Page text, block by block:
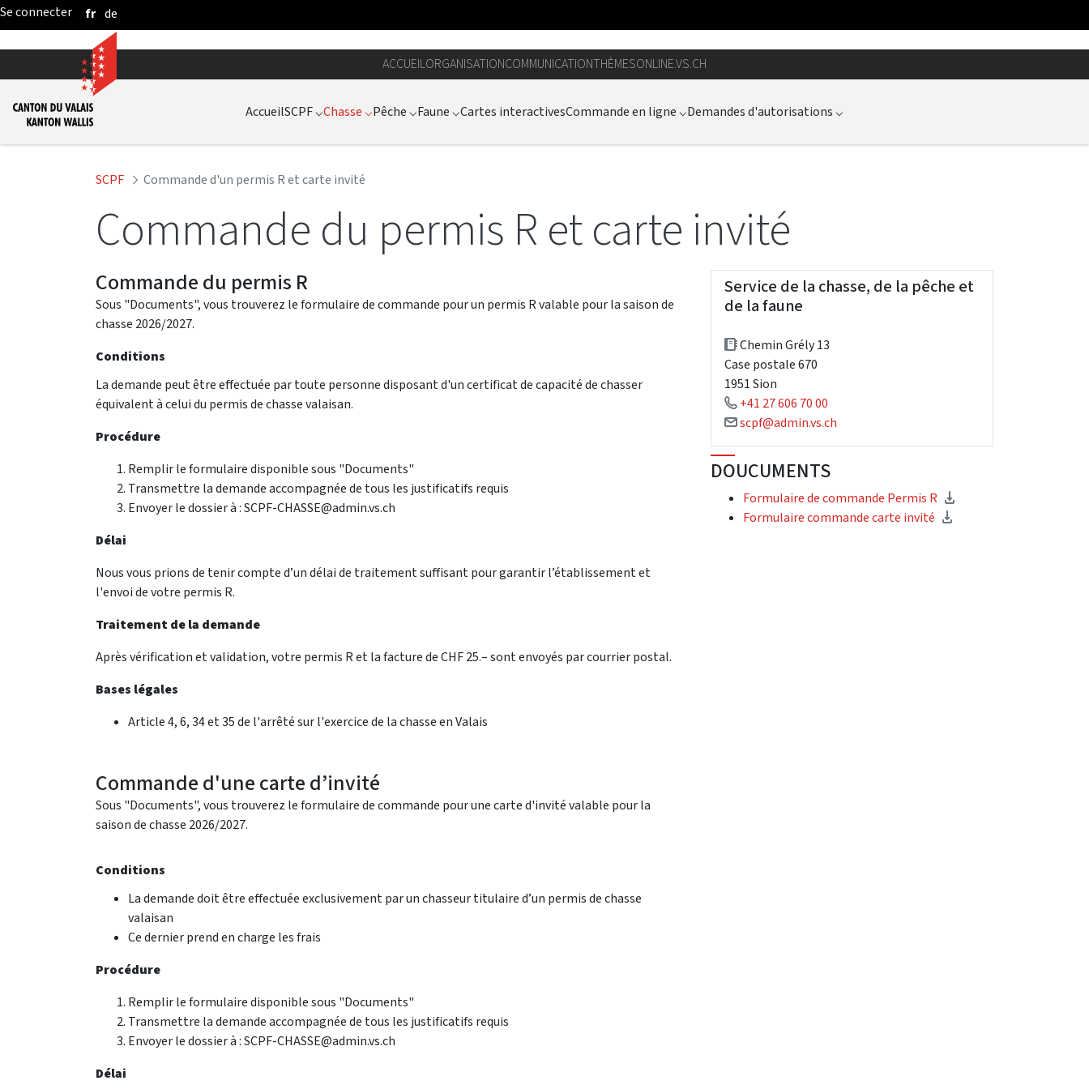
Saut au contenu principal
fr de
ACCUEILORGANISATIONCOMMUNICATIONTHÈMESONLINE.VS.CH
AccueilSCPF⌵Chasse ⌵Pêche ⌵Faune ⌵Cartes interactivesCommande en ligne ⌵Demandes d'autorisations ⌵
SCPF Commande d'un permis R et carte invité
Commande du permis R et carte invité
Commande du permis R
Sous "Documents", vous trouverez le formulaire de commande pour un permis R valable pour la saison de
chasse 2026/2027.
Conditions
La demande peut être effectuée par toute personne disposant d'un certificat de capacité de chasser
équivalent à celui du permis de chasse valaisan.
Procédure
Remplir le formulaire disponible sous "Documents"
Transmettre la demande accompagnée de tous les justificatifs requis
Envoyer le dossier à : SCPF-CHASSE@admin.vs.ch
Délai
Nous vous prions de tenir compte d’un délai de traitement suffisant pour garantir l’établissement et
l'envoi de votre permis R.
Traitement de la demande
Après vérification et validation, votre permis R et la facture de CHF 25.– sont envoyés par courrier postal.
Bases légales
Article 4, 6, 34 et 35 de l'arrêté sur l'exercice de la chasse en Valais
Commande d'une carte d’invité
Sous "Documents", vous trouverez le formulaire de commande pour une carte d'invité valable pour la
saison de chasse 2026/2027.
Conditions
La demande doit être effectuée exclusivement par un chasseur titulaire d’un permis de chasse
valaisan
Ce dernier prend en charge les frais
Procédure
Remplir le formulaire disponible sous "Documents"
Transmettre la demande accompagnée de tous les justificatifs requis
Envoyer le dossier à : SCPF-CHASSE@admin.vs.ch
Délai
Service de la chasse, de la pêche et
de la faune
Chemin Grély 13
Case postale 670
1951 Sion
+41 27 606 70 00
scpf@admin.vs.ch
DOUCUMENTS
Formulaire de commande Permis R
Formulaire commande carte invité